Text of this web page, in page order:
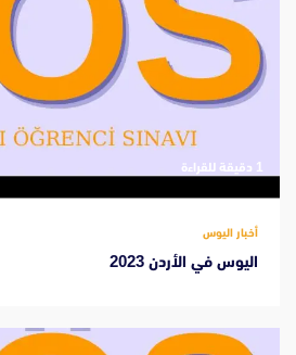
‫1 دقيقة للقراءة
أخبار اليوس
اليوس في الأردن 2023